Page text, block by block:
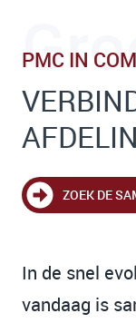
PMC IN
ZOEK DE
In de snel
vandaag is